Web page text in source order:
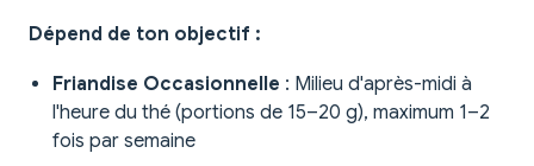
Dépend de ton objectif :
Friandise Occasionnelle : Milieu d'après-midi à
l'heure du thé (portions de 15–20 g), maximum 1–2
fois par semaine